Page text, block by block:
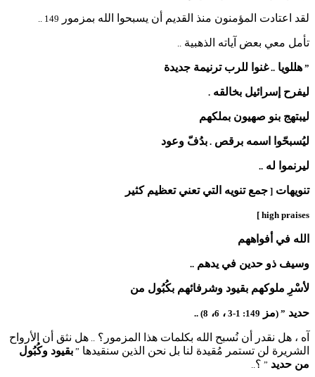
لقد اعتادت المؤمنون منذ القديم أن يسبحوا الله بمزمور 149 ..
تأمل معي بعض آياته الذهبية
” هللويا ..غنوا للرب ترنيمة جديدة
ليفرح إسرائيل بخالقه .
ليبتهج بنو صهيون بملكهم
ليُسبحّوا اسمه برقص . بدُفّ وعود
ليرنموا له ..
تنويهات [ جمع تنويه التي تعني تعظيم كثير
high praises ]
الله في أفواههم
وسيف ذو حدين في يدهم ..
لأسْرِ ملوكهم بقيود وشرفائهم بكُبُول من
حديد ” (مز 149: 1-3 ، 6، 8) ..
آه ، هل نقدر أن نُسبح الله بكلمات هذا المزمور؟
هل نثق أن الأرواح
الشريرة لن تستمر مُقيدة لنا بل نحن الذين سنقيدها ” بقيود وكُبُول
من حديد ” ؟